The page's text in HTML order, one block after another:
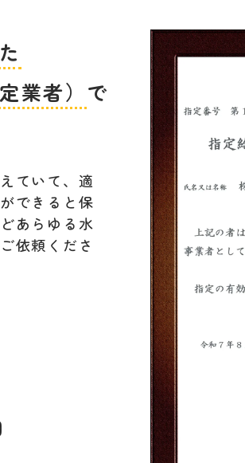
業者） で
ていて、適
できると保
あらゆる水
依頼くださ